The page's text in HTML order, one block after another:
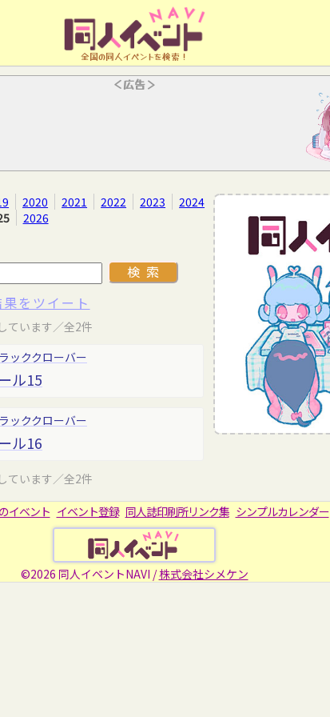
全国の同人イベントを検索！
＜広告＞
2020 2021 2022 2023
2024
2026
をツイート
ています／全2件
ッククローバー
ル15
ッククローバー
ル16
ています／全2件
イベント イベント登録 同人誌印刷所リンク集 シンプルカレンダー
©2026 同人イベントNAVI /株式会社シメケン